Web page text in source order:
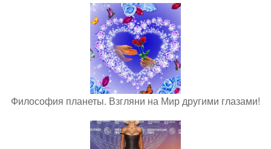
Философия планеты. Взгляни на Мир другими глазами!